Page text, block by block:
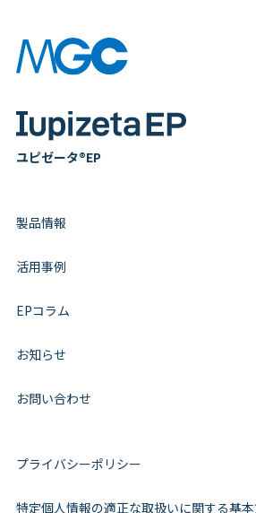
ユピゼータ®EP
製品情報
活用事例
EPコラム
お知らせ
お問い合わせ
プライバシーポリシー
特定個人情報の適正な取扱いに関する基